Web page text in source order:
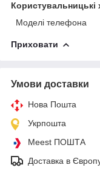
Користувальницькі
Моделі телефона
Приховати
Умови доставки
Нова Пошта
Укрпошта
Meest ПОШТА
Доставка в